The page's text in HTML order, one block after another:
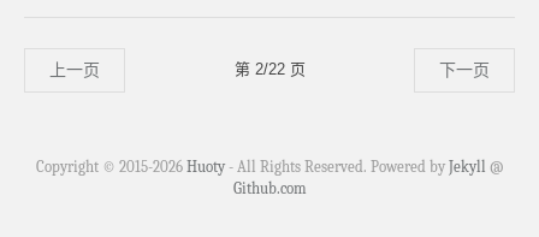
上一页 第 2/22 页 下一页
Copyright © 2015-2026 Huoty- All Rights Reserved. Powered by Jekyll @
Github.com